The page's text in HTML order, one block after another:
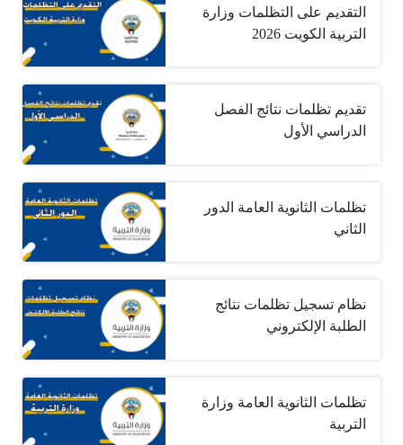
التقديم على التظلمات وزارة
التربية الكويت 2026
تقديم تظلمات نتائج الفصل
الدراسي الأول
تظلمات الثانوية العامة الدور
الثاني
نظام تسجيل تظلمات نتائج
الطلبة الإلكتروني
تظلمات الثانوية العامة وزارة
التربية